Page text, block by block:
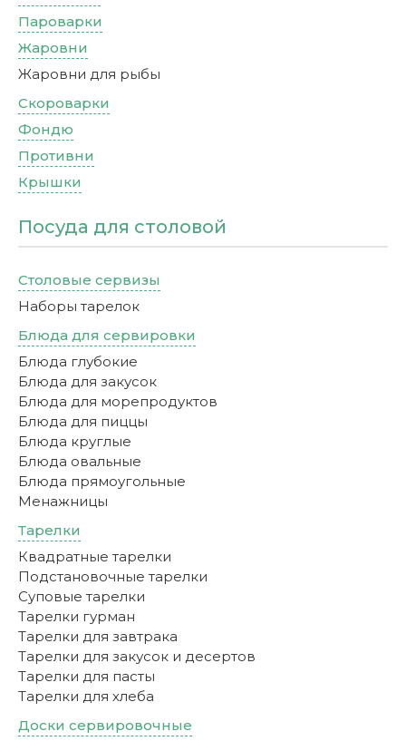
Пароварки
Жаровни
Жаровни для рыбы
Скороварки
Фондю
Противни
Крышки
Посуда для столовой
Столовые сервизы
Наборы тарелок
Блюда для сервировки
Блюда глубокие
Блюда для закусок
Блюда для морепродуктов
Блюда для пиццы
Блюда круглые
Блюда овальные
Блюда прямоугольные
Менажницы
Тарелки
Квадратные тарелки
Подстановочные тарелки
Суповые тарелки
Тарелки гурман
Тарелки для завтрака
Тарелки для закусок и десертов
Тарелки для пасты
Тарелки для хлеба
Доски сервировочные